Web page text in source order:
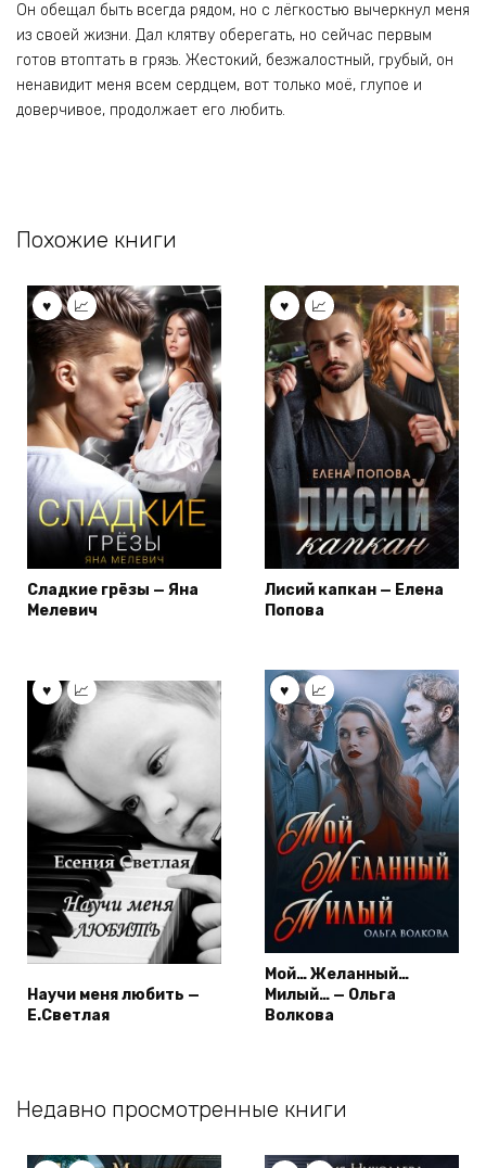
Он обещал быть всегда рядом, но с лёгкостью вычеркнул меня
из своей жизни. Дал клятву оберегать, но сейчас первым
готов втоптать в грязь. Жестокий, безжалостный, грубый, он
ненавидит меня всем сердцем, вот только моё, глупое и
доверчивое, продолжает его любить.
Похожие книги
Сладкие грёзы — Яна
Мелевич
Лисий капкан — Елена
Попова
Научи меня любить —
Е.Светлая
Мой… Желанный…
Милый… — Ольга
Волкова
Недавно просмотренные книги